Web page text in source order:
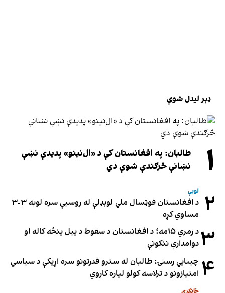
ډېر لیدل شوي
۱
طالبان: په افغانستان کې د «ال‌نینو» پدیدې نښې
نښانې څرګندې شوې دي
۲ لوبې
د افغانستان فوټسال ملي لوبډلې له روسیې سره لوبه ۳-۳
مساوي کړه
۳
د زمري ۱۵مه؛ د افغانستان د سقوط د پیل پنځه کاله او
دوامدارې ننګونې
۴ چینایي رسنۍ: طالبان له سترو قدرتونو سره اړیکې د سیاسي
امتیازونو د ترلاسه کولو لپاره کاروي